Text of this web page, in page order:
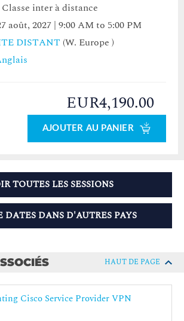
Classe inter à distance
août, 2027 | 9:00 AM to 5:00 PM
DISTANT (W. Europe )
EUR4,190.00
AJOUTER AU PANIER
TOUTES LES SESSIONS
DATES DANS D'AUTRES PAYS
HAUT DE PAGE
Cisco Service Provider VPN